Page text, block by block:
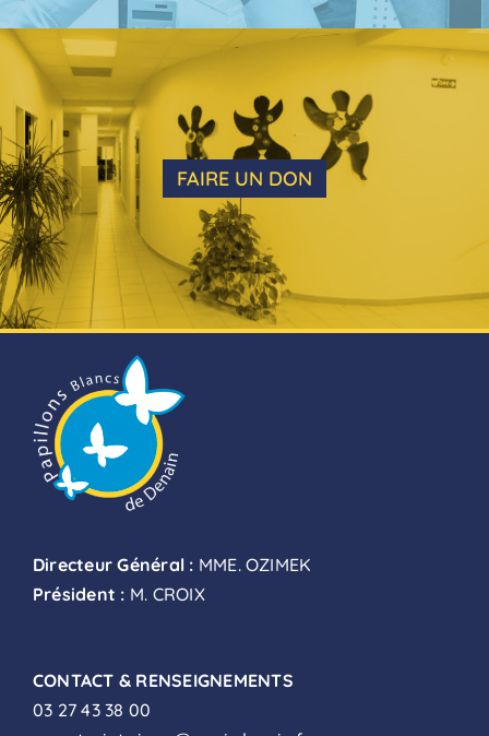
FAIRE UN DON
Directeur Général : MME. OZIMEK
Président : M. CROIX
CONTACT & RENSEIGNEMENTS
03 27 43 38 00